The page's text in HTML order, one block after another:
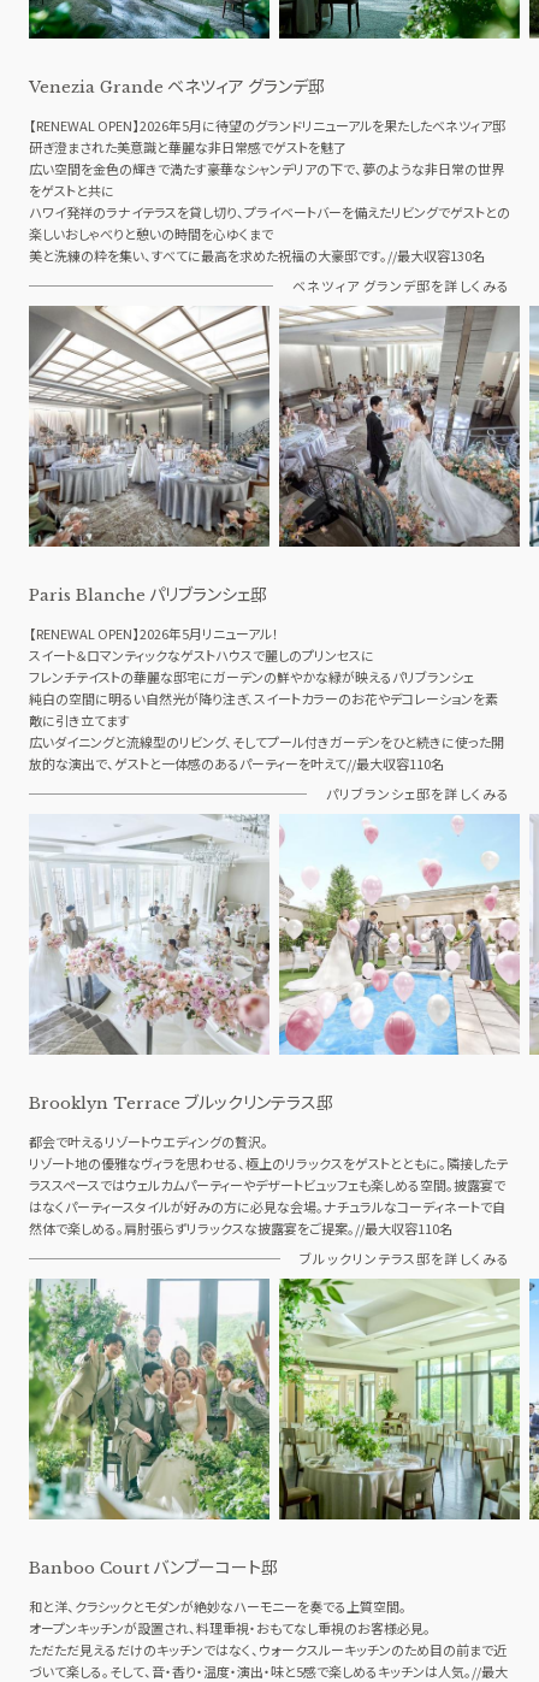
Venezia Grande ベネツィア グランデ邸
【RENEWAL OPEN】2026年5月に待望のグランドリニューアルを果たしたベネツィア邸
研ぎ澄まされた美意識と華麗な非日常感でゲストを魅了
広い空間を金色の輝きで満たす豪華なシャンデリアの下で、夢のような非日常の世界
をゲストと共に
ハワイ発祥のラナイテラスを貸し切り、プライベートバーを備えたリビングでゲストとの
楽しいおしゃべりと憩いの時間を心ゆくまで
美と洗練の粋を集い、すべてに最高を求めた祝福の大豪邸です。//最大収容130名
ベネツィア グランデ邸を詳しくみる
Paris Blanche パリブランシェ邸
【RENEWAL OPEN】2026年5月リニューアル！
スイート＆ロマンティックなゲストハウスで麗しのプリンセスに
フレンチテイストの華麗な邸宅にガーデンの鮮やかな緑が映えるパリブランシェ
純白の空間に明るい自然光が降り注ぎ、スイートカラーのお花やデコレーションを素
敵に引き立てます
広いダイニングと流線型のリビング、そしてプール付きガーデンをひと続きに使った開
放的な演出で、ゲストと一体感のあるパーティーを叶えて//最大収容110名
パリブランシェ邸を詳しくみる
Brooklyn Terrace ブルックリンテラス邸
都会で叶えるリゾートウエディングの贅沢。
リゾート地の優雅なヴィラを思わせる、極上のリラックスをゲストとともに。隣接したテ
ラススペースではウェルカムパーティーやデザートビュッフェも楽しめる空間。披露宴で
はなくパーティースタイルが好みの方に必見な会場。ナチュラルなコーディネートで自
然体で楽しめる。肩肘張らずリラックスな披露宴をご提案。//最大収容110名
ブルックリンテラス邸を詳しくみる
Banboo Court バンブーコート邸
和と洋、クラシックとモダンが絶妙なハーモニーを奏でる上質空間。
オープンキッチンが設置され、料理重視・おもてなし重視のお客様必見。
ただただ見えるだけのキッチンではなく、ウォークスルーキッチンのため目の前まで近
づいて楽しる。そして、音・香り・温度・演出・味と5感で楽しめるキッチンは人気。//最大